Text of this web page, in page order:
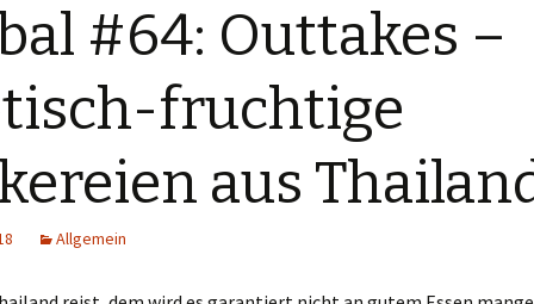
#64: Outtakes –
fruchtige
aus
Allgemein